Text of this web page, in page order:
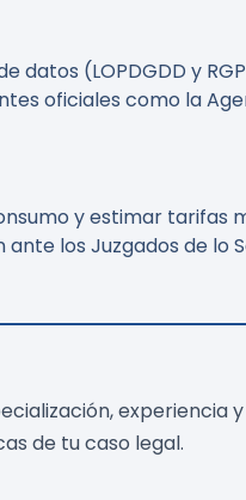
(LOPDGDD y
oficiales como la
y estimar tarifas
los Juzgados de lo
experiencia
de tu caso legal.